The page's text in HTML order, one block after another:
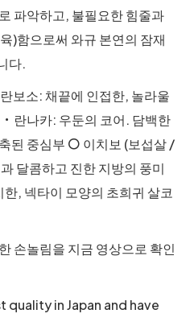
파악하고, 불필요한 힘줄과
)함으로써 와규 본연의 잠재
다.
보소: 채끝에 인접한, 놀라울
란나카: 우둔의 코어. 담백한
된 중심부 〇 이치보 (보섭살 /
달콤하고 진한 지방의 풍미
, 넥타이 모양의 초희귀 살코
손놀림을 지금 영상으로 확인
quality in Japan and have